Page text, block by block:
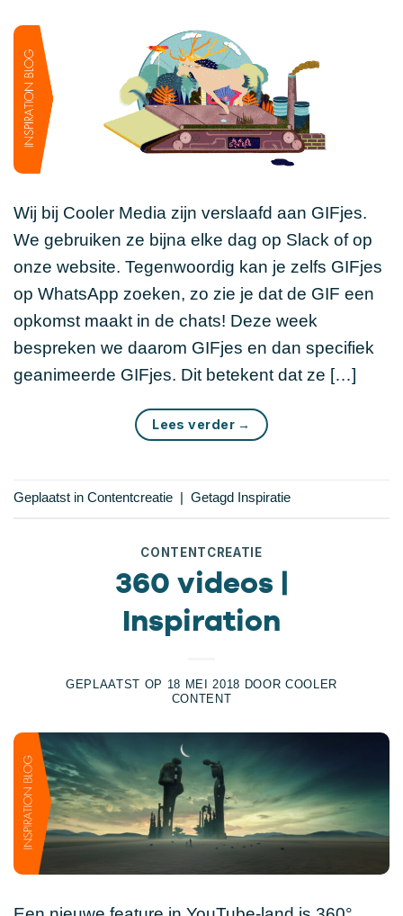
Wij bij Cooler Media zijn verslaafd aan GIFjes.
We gebruiken ze bijna elke dag op Slack of op
onze website. Tegenwoordig kan je zelfs GIFjes
op WhatsApp zoeken, zo zie je dat de GIF een
opkomst maakt in de chats! Deze week
bespreken we daarom GIFjes en dan specifiek
geanimeerde GIFjes. Dit betekent dat ze […]
Lees verder →
Geplaatst in Contentcreatie | Getagd Inspiratie
CONTENTCREATIE
360 videos |
Inspiration
GEPLAATST OP 18 MEI 2018 DOORCOOLER
CONTENT